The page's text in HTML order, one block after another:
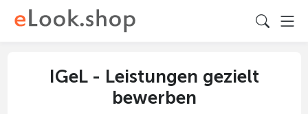
IGeL - Leistungen gezielt
bewerben